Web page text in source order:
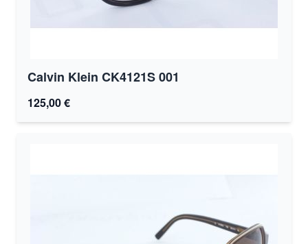
Calvin Klein CK4121S 001
125,00 €